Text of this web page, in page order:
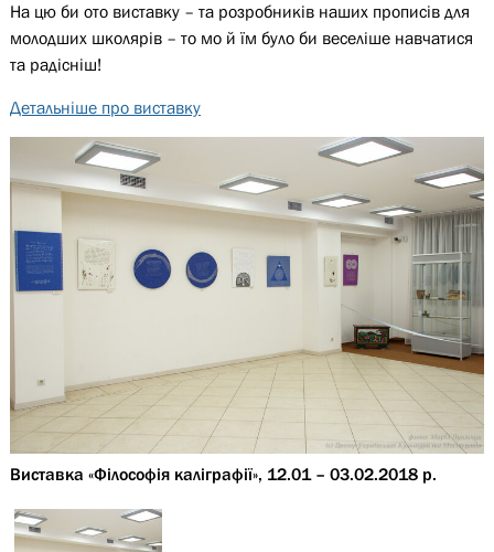
На цю би ото виставку – та розробників наших прописів для
молодших школярів – то мо й їм було би веселіше навчатися
та радісніш!
Детальніше про виставку
Виставка «Філософія каліграфії», 12.01 – 03.02.2018 р.